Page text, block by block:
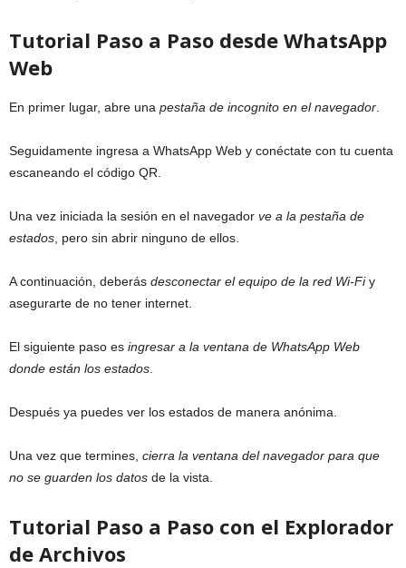
Tutorial Paso a Paso desde WhatsApp
Web
En primer lugar, abre una pestaña de incognito en el navegador
Seguidamente ingresa a WhatsApp Web y conéctate con tu cuenta
escaneando el código QR.
Una vez iniciada la sesión en el navegador ve a la pestaña de
estados , pero sin abrir ninguno de ellos.
A continuación, deberás desconectar el equipo de la red Wi-Fiy
asegurarte de no tener internet.
El siguiente paso es ingresar a la ventana de WhatsApp Web
donde están los estados
Después ya puedes ver los estados de manera anónima.
Una vez que termines, cierra la ventana del navegador para que
no se guarden los datos de la vista.
Tutorial Paso a Paso con el Explorador
de Archivos